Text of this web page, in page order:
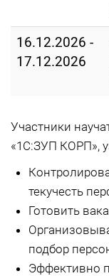
16.12.2026 -
17.12.2026
Участники
«1С:ЗУП КОРП»,
текучесть
Готовить
подбор
Эффективно